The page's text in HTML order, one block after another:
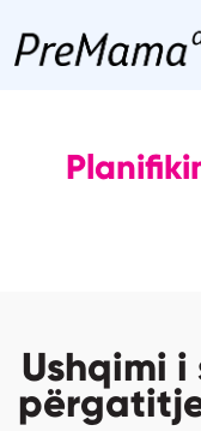
content
Ushqimi